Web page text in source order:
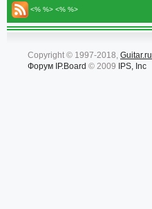
<% %> <% %>
Copyright © 1997-2018, Guitar.ru
Форум IP.Board © 2009 IPS, Inc